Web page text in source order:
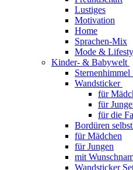
Lustiges
Motivation
Home
Sprachen-Mix
Mode &
Kinder- & Babywelt
Wandsticker
für
für
für die
Bordüren
für Mädchen
für Jungen
mit
Wandsticker